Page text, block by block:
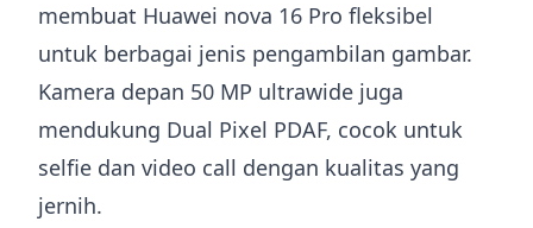
membuat Huawei nova 16 Pro fleksibel
untuk berbagai jenis pengambilan gambar.
Kamera depan 50 MP ultrawide juga
mendukung Dual Pixel PDAF, cocok untuk
selfie dan video call dengan kualitas yang
jernih.